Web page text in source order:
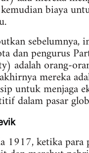
biaya
sebelumnya,
dan pengurus
adalah orang-
mereka
untuk menjaga
dalam pasar
1917, ketika para